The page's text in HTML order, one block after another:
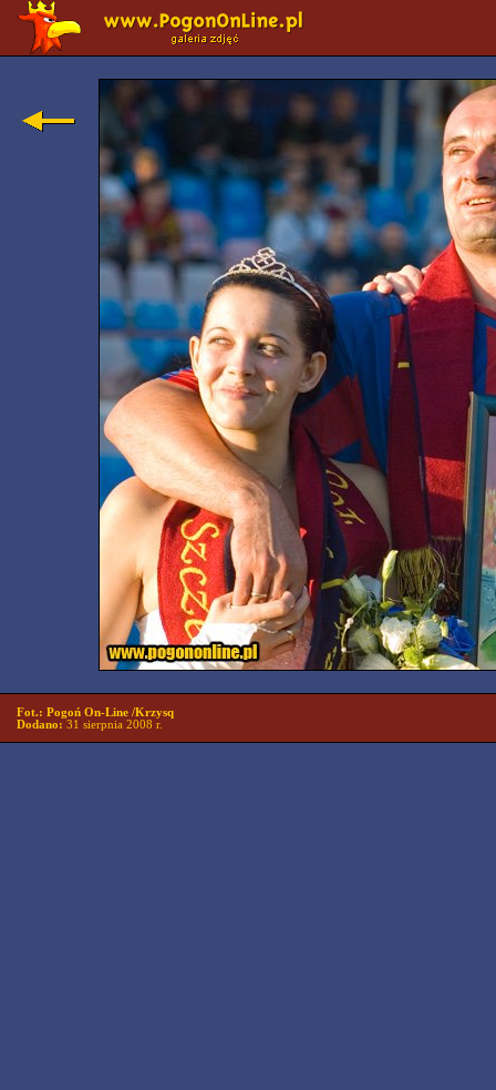
Fot.: Pogoń On-Line /Krzysq
Dodano: 31 sierpnia 2008 r.